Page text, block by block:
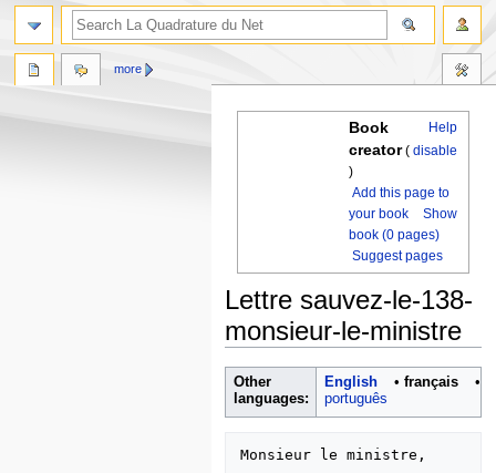
Help
Book
creator(disable
)
Add this page to
your book
Show
book (0 pages)
Suggest pages
Lettre sauvez-le-138-
monsieur-le-ministre
Jump
to
navigation
Jump
to
search
Other
languages:
English • ‎ français
•
português
Monsieur le ministre,
more